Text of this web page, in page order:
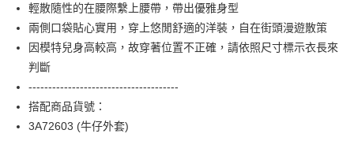
玉山商業銀行
星展（台灣）商業銀行
台新國際商業銀行
中國信託商業銀行
台灣樂天信用卡公司
【關於「AFTEE先享後付」】
AFTEE先享後付是「在收到商品之後才付款」的支付方式。 讓您購物簡單
便利好安心！
１．簡單：不需註冊會員、不需綁卡、不需儲值。
２．便利：只要手機號碼，簡訊認證，即可結帳。
【「AFTEE先享後付」結帳流程】
１．於結帳方式選擇「AFTEE先享後付」後，將跳轉至「AFTEE先享後付」
結帳頁面，進行簡訊認證並確認金額後，即可完成結帳。
付款後全家FamilyMart取貨
每筆NT$90，滿NT$3,600(含以上)免運費
付款後7-11取貨
輕散隨性的在腰際繫上腰帶，帶出優雅身型
兩側口袋貼心實用，穿上悠閒舒適的洋裝，自在街頭漫遊散策
因模特兒身高較高，故穿著位置不正確，請依照尺寸標示衣長來
判斷
--------------------------------------
搭配商品貨號：
3A72603 (牛仔外套)